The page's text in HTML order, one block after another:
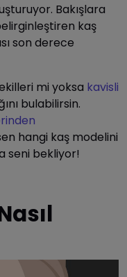
Bakışlara
kaş
son derece
mi yoksa kavisli
bulabilirsin.
hangi kaş modelini
seni bekliyor!